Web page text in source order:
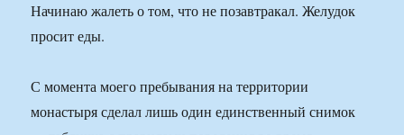
Начинаю жалеть о том, что не позавтракал. Желудок
просит еды.
С момента моего пребывания на территории
монастыря сделал лишь один единственный снимок